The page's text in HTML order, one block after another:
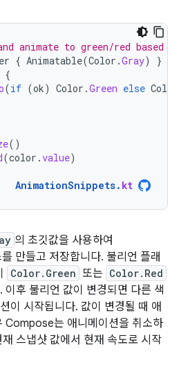
animate to green/red based
{ Animatable(Color .Gray)
}
{
(if (ok) Color .Green else Color
()
(color .value)
AnimationSnippets. kt
의 초깃값을 사용하여
만들고 저장합니다. 불리언 플래
Color.Green 또는 Color.Red
이후 불리언 값이 변경되면 다른 색
이 시작됩니다. 값이 변경될 때 애
Compose는 애니메이션을 취소하
스냅샷 값에서 현재 속도로 시작